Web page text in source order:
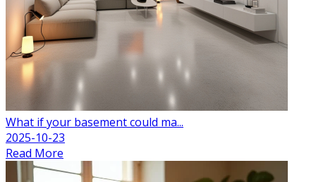
What if your basement could ma...
2025-10-23
Read More